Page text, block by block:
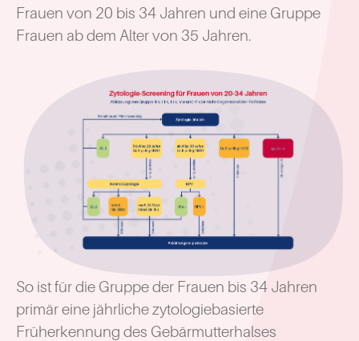
Frauen von 20 bis 34 Jahren und eine Gruppe
Frauen ab dem Alter von 35 Jahren.
So ist für die Gruppe der Frauen bis 34 Jahren
primär eine jährliche zytologiebasierte
Früherkennung des Gebärmutterhalses